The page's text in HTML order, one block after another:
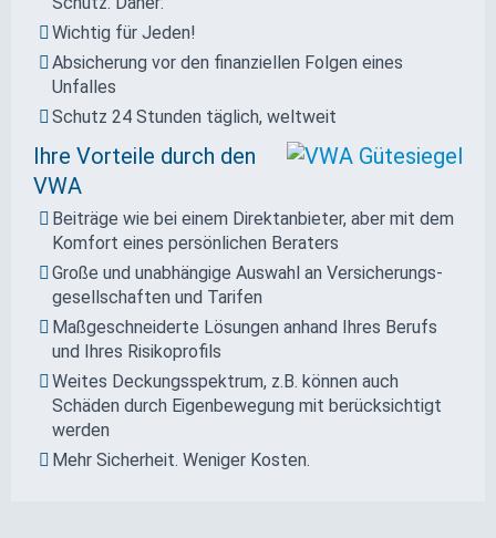
Wichtig für Jeden!
Absicherung vor den finanziellen Folgen eines
Unfalles
Schutz 24 Stunden täglich, weltweit
Ihre Vorteile durch den
VWA
Beiträge wie bei einem Direktanbieter, aber mit dem
Komfort eines persönlichen Beraters
Große und unab­hängige Auswahl an Versicherungs­
gesellschaften und Tarifen
Maßgeschneiderte Lösungen anhand Ihres Berufs
und Ihres Risikoprofils
Weites Deckungs­spektrum, z.B. können auch
Schäden durch Eigenbewegung mit berücksichtigt
werden
Mehr Sicherheit. Weniger Kosten.